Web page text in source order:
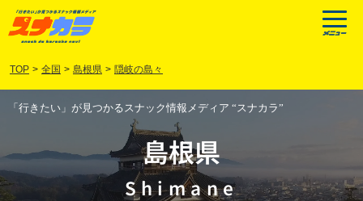
TOP > 全国 > 島根県 > 隠岐の島々
「行きたい」が見つかるスナック情報メディア “スナカラ”
島根県
Shimane